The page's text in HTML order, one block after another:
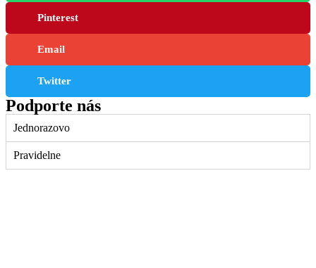
Pinterest
Email
Twitter
Podporte nás
Jednorazovo
Pravidelne